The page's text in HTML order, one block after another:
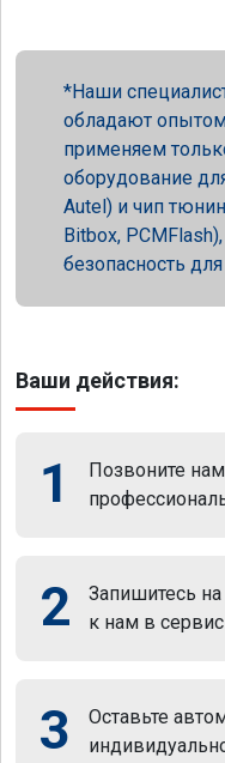
Наши
обладают
применяем
оборудование
Autel) и чип
Bitbox,
безопасность
Ваши действия:
1 Позвоните нам
2
Запишитесь
к нам в
3
Оставьте